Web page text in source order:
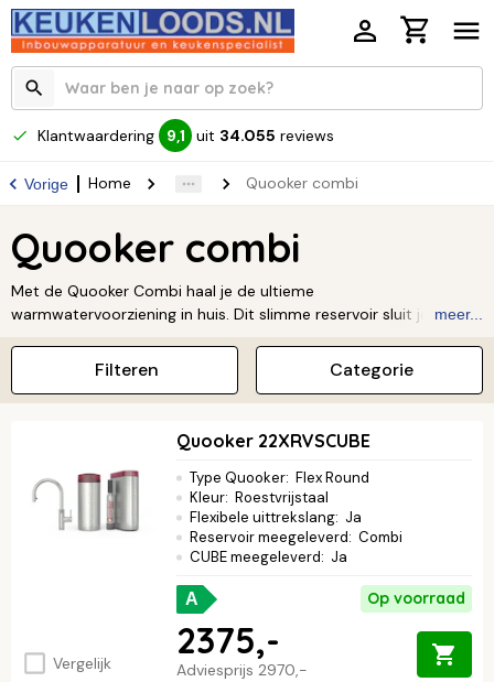
Klantwaardering 9,1 uit 34.055 reviews
Vorige Home Quooker combi
Quooker combi
Met de Quooker Combi haal je de ultieme
warmwatervoorziening in huis. Dit slimme reservoir sluit je aan
én al het warme water voor je keukenmengkraan. Eén aansluiting,
verschillende functies. Omdat de Combi je gewone keukenboiler
vervangt, is het ook nog eens een ontzettend ruimtebesparende
oplossing. Ontdek het gemak en kies het model dat perfect in
Lees verder ↓
meer...
Categorie
Filteren
Vergelijk
Quooker 22XRVSCUBE
Type Quooker: Flex Round
Kleur: Roestvrijstaal
Flexibele uittrekslang: Ja
Reservoir meegeleverd: Combi
CUBE meegeleverd: Ja
A Op voorraad
Adviesprijs 2970,-
2375,-